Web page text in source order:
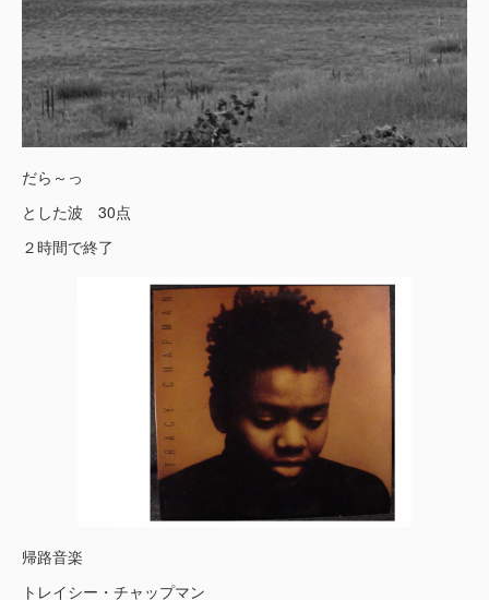
だら～っ
とした波 30点
２時間で終了
帰路音楽
トレイシー・チャップマン